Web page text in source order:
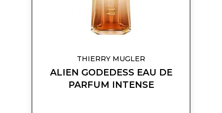
THIERRY MUGLER
ALIEN GODEDESS EAU DE
PARFUM INTENSE